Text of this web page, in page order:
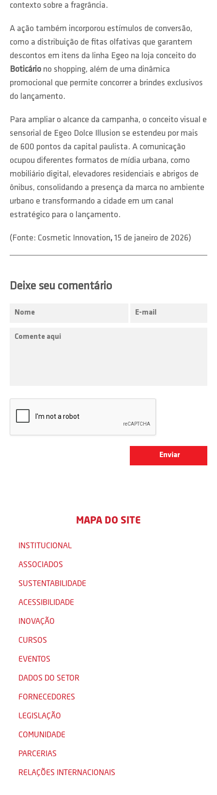
contexto sobre a fragrância.
A ação também incorporou estímulos de conversão,
como a distribuição de fitas olfativas que garantem
descontos em itens da linha Egeo na loja conceito do
Boticário no shopping, além de uma dinâmica
promocional que permite concorrer a brindes exclusivos
do lançamento.
Para ampliar o alcance da campanha, o conceito visual e
sensorial de Egeo Dolce Illusion se estendeu por mais
de 600 pontos da capital paulista. A comunicação
ocupou diferentes formatos de mídia urbana, como
mobiliário digital, elevadores residenciais e abrigos de
ônibus, consolidando a presença da marca no ambiente
urbano e transformando a cidade em um canal
estratégico para o lançamento.
(Fonte: Cosmetic Innovation, 15 de janeiro de 2026)
Deixe seu comentário
MAPA DO SITE
INSTITUCIONAL
ASSOCIADOS
SUSTENTABILIDADE
ACESSIBILIDADE
INOVAÇÃO
CURSOS
EVENTOS
DADOS DO SETOR
FORNECEDORES
LEGISLAÇÃO
COMUNIDADE
PARCERIAS
RELAÇÕES INTERNACIONAIS